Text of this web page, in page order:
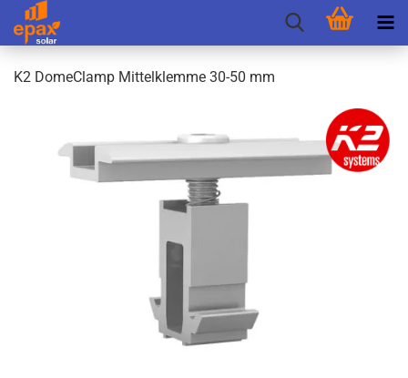
K2 Do­me­Clamp Mit­tel­klem­me 30-50 mm